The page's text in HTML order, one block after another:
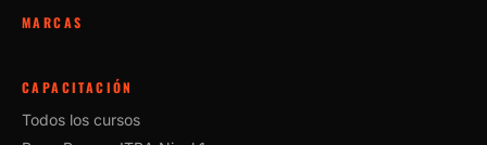
MARCAS
CAPACITACIÓN
Todos los cursos